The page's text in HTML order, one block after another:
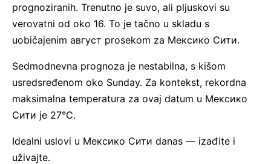
prognoziranih. Trenutno je suvo, ali pljuskovi su
verovatni od oko 16. To je tačno u skladu s
uobičajenim август prosekom za Мексико Сити.
Sedmodnevna prognoza je nestabilna, s kišom
usredsređenom oko Sunday. Za kontekst, rekordna
maksimalna temperatura za ovaj datum u Мексико
Сити je 27°C.
Idealni uslovi u Мексико Сити danas — izađite i
uživajte.